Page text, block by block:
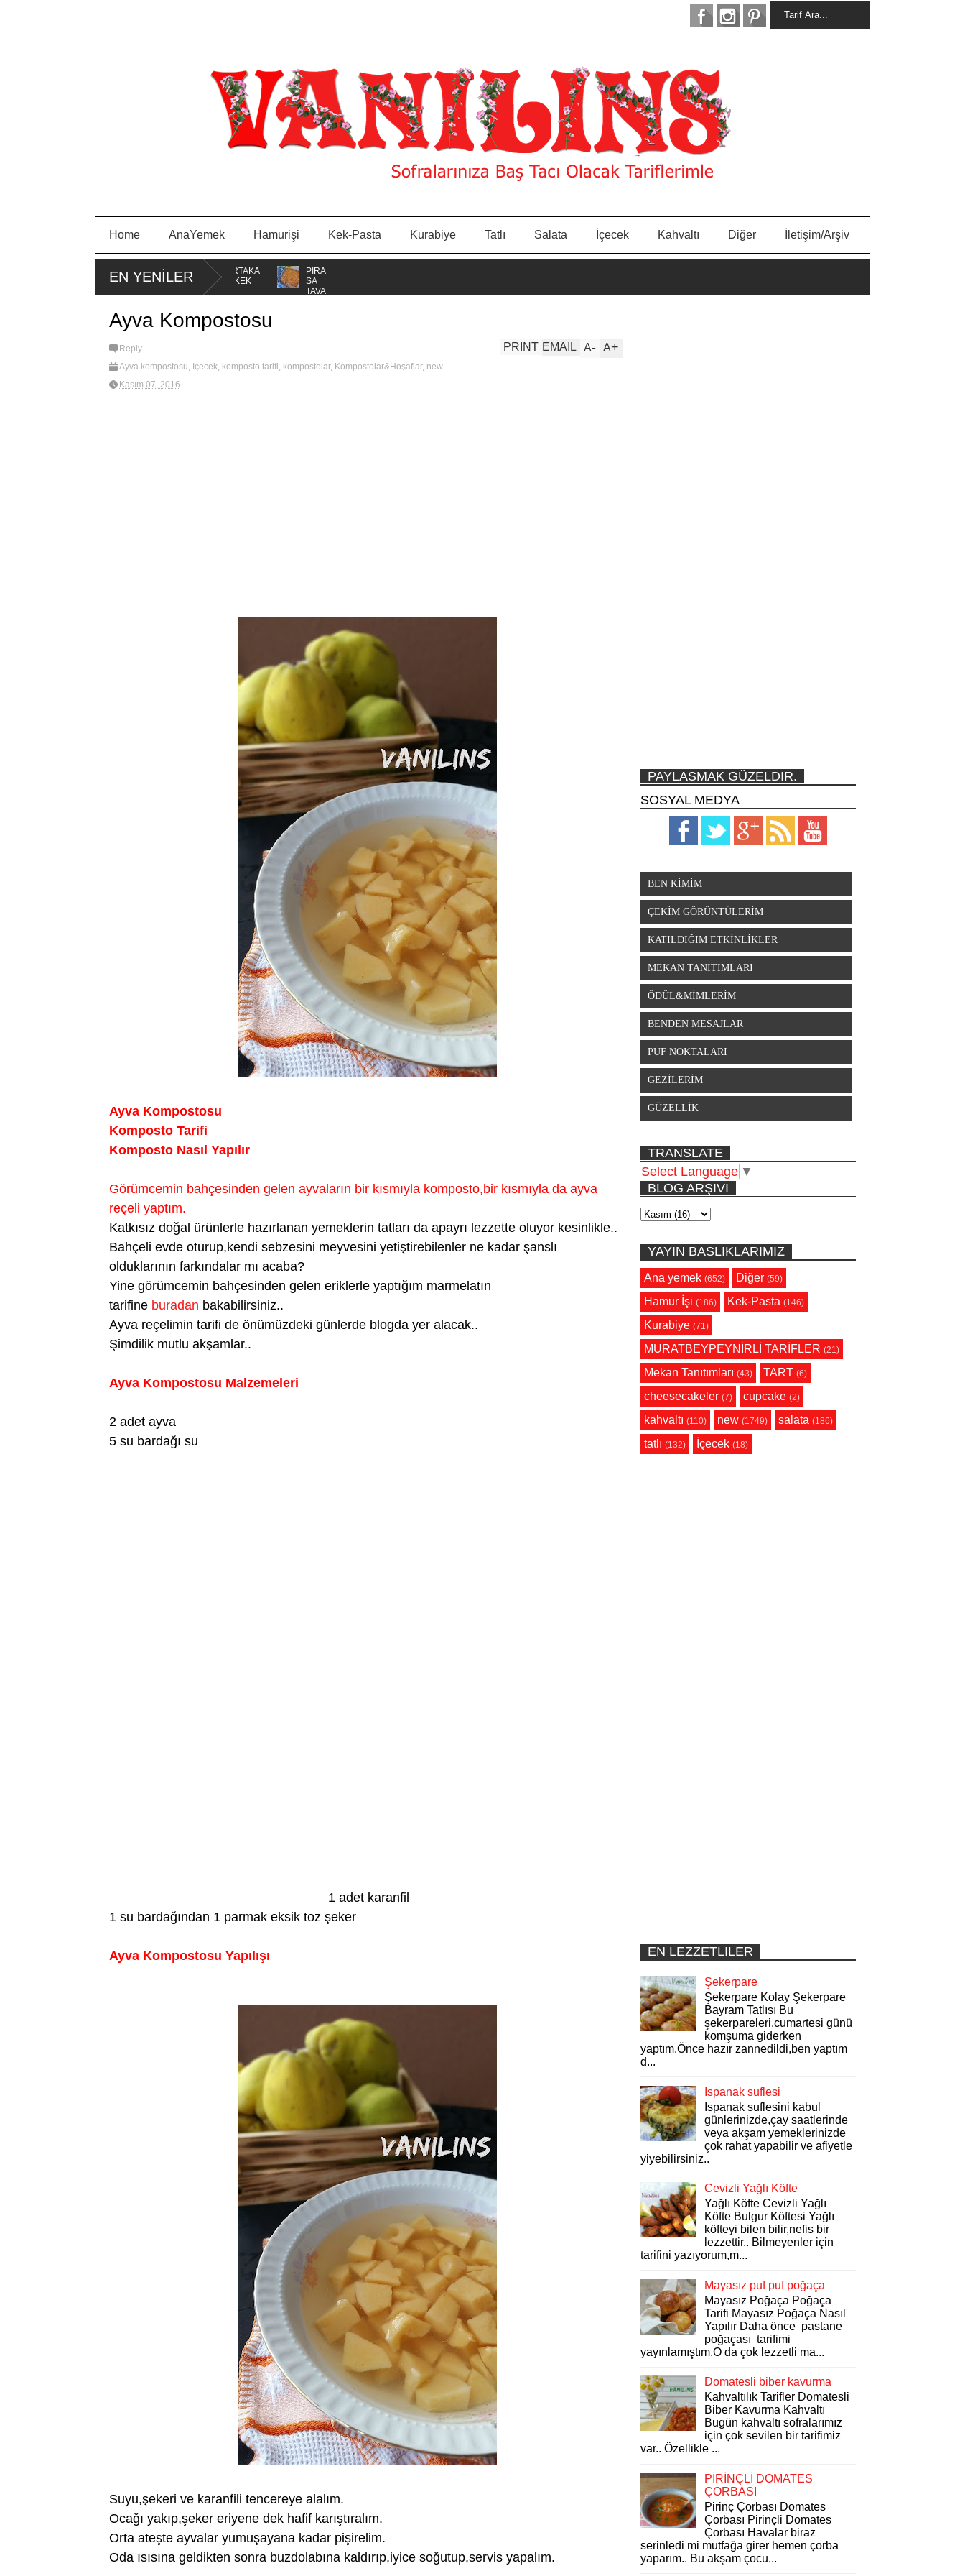
Home AnaYemek Hamurişi Kek-Pasta Kurabiye Tatlı Salata İçecek Kahvaltı Diğer İletişim/Arşiv
EN YENİLER
MİSKET
KURABİYE
PORTAKA
LLI KEK
PIRA
Ayva Kompostosu
Reply
Ayva kompostosu, İçecek, komposto tarifi, kompostolar, Kompostolar&Hoşaflar, new
Kasım 07, 2016
A+
A-
EMAIL
PRINT
Ayva Kompostosu
Komposto Tarifi
Komposto Nasıl Yapılır
Görümcemin bahçesinden gelen ayvaların bir kısmıyla komposto,bir kısmıyla da ayva
reçeli yaptım.
Katkısız doğal ürünlerle hazırlanan yemeklerin tatları da apayrı lezzette oluyor kesinlikle..
Bahçeli evde oturup,kendi sebzesini meyvesini yetiştirebilenler ne kadar şanslı
olduklarının farkındalar mı acaba?
Yine görümcemin bahçesinden gelen eriklerle yaptığım marmelatın
tarifine buradan bakabilirsiniz..
Ayva reçelimin tarifi de önümüzdeki günlerde blogda yer alacak..
Şimdilik mutlu akşamlar..
Ayva Kompostosu Malzemeleri
2 adet ayva
5 su bardağı su
1 adet karanfil
1 su bardağından 1 parmak eksik toz şeker
Ayva Kompostosu Yapılışı
Suyu,şekeri ve karanfili tencereye alalım.
Ocağı yakıp,şeker eriyene dek hafif karıştıralım.
Orta ateşte ayvalar yumuşayana kadar pişirelim.
Oda ısısına geldikten sonra buzdolabına kaldırıp,iyice soğutup,servis yapalım.
PAYLASMAK GÜZELDIR.
SOSYAL MEDYA
BEN KİMİM
ÇEKİM GÖRÜNTÜLERİM
KATILDIĞIM ETKİNLİKLER
MEKAN TANITIMLARI
ÖDÜL&MİMLERİM
BENDEN MESAJLAR
PÜF NOKTALARI
GEZİLERİM
GÜZELLİK
TRANSLATE
Select Language ▼
BLOG ARŞIVI
YAYIN BASLIKLARIMIZ
Ana yemek (652) Diğer (59)
Hamur İşi (186) Kek-Pasta (146)
Kurabiye (71)
MURATBEYPEYNİRLİ TARİFLER (21)
Mekan Tanıtımları (43) TART (6)
cheesecakeler (7) cupcake (2)
kahvaltı (110) new (1749) salata (186)
tatlı (132) İçecek (18)
EN LEZZETLILER
Şekerpare
Şekerpare Kolay Şekerpare
Bayram Tatlısı Bu
şekerpareleri,cumartesi günü
komşuma giderken
yaptım.Önce hazır zannedildi,ben yaptım
d...
Ispanak suflesi
Ispanak suflesini kabul
günlerinizde,çay saatlerinde
veya akşam yemeklerinizde
çok rahat yapabilir ve afiyetle
yiyebilirsiniz..
Cevizli Yağlı Köfte
Yağlı Köfte Cevizli Yağlı
Köfte Bulgur Köftesi Yağlı
köfteyi bilen bilir,nefis bir
lezzettir.. Bilmeyenler için
tarifini yazıyorum,m...
Mayasız puf puf poğaça
Mayasız Poğaça Poğaça
Tarifi Mayasız Poğaça Nasıl
Yapılır Daha önce pastane
poğaçası tarifimi
yayınlamıştım.O da çok lezzetli ma...
Domatesli biber kavurma
Kahvaltılık Tarifler Domatesli
Biber Kavurma Kahvaltı
Bugün kahvaltı sofralarımız
için çok sevilen bir tarifimiz
var.. Özellikle ...
PİRİNÇLİ DOMATES
ÇORBASI
Pirinç Çorbası Domates
Çorbası Pirinçli Domates
Çorbası Havalar biraz
serinledi mi mutfağa girer hemen çorba
yaparım.. Bu akşam çocu...